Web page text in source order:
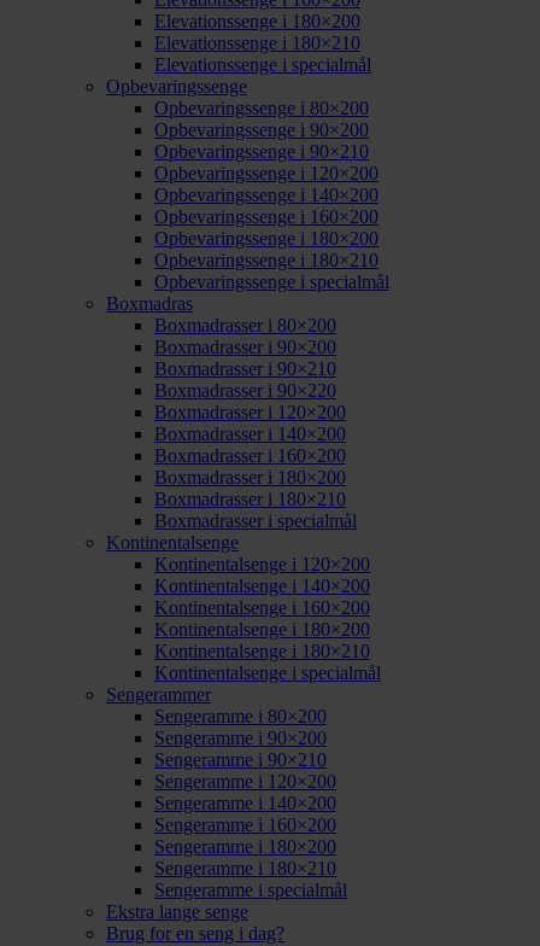
Elevationssenge i 180×200
Elevationssenge i 180×210
Elevationssenge i specialmål
Opbevaringssenge
Opbevaringssenge i 80×200
Opbevaringssenge i 90×200
Opbevaringssenge i 90×210
Opbevaringssenge i 120×200
Opbevaringssenge i 140×200
Opbevaringssenge i 160×200
Opbevaringssenge i 180×200
Opbevaringssenge i 180×210
Opbevaringssenge i specialmål
Boxmadras
Boxmadrasser i 80×200
Boxmadrasser i 90×200
Boxmadrasser i 90×210
Boxmadrasser i 90×220
Boxmadrasser i 120×200
Boxmadrasser i 140×200
Boxmadrasser i 160×200
Boxmadrasser i 180×200
Boxmadrasser i 180×210
Boxmadrasser i specialmål
Kontinentalsenge
Kontinentalsenge i 120×200
Kontinentalsenge i 140×200
Kontinentalsenge i 160×200
Kontinentalsenge i 180×200
Kontinentalsenge i 180×210
Kontinentalsenge i specialmål
Sengerammer
Sengeramme i 80×200
Sengeramme i 90×200
Sengeramme i 90×210
Sengeramme i 120×200
Sengeramme i 140×200
Sengeramme i 160×200
Sengeramme i 180×200
Sengeramme i 180×210
Sengeramme i specialmål
Ekstra lange senge
Brug for en seng i dag?